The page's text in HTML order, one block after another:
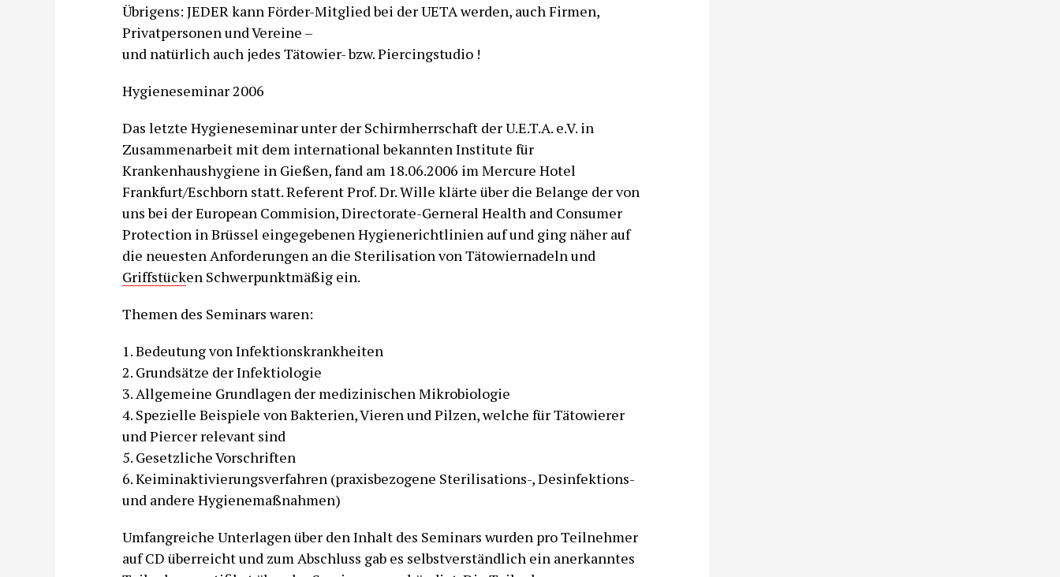
Übrigens: JEDER kann Förder-Mitglied bei der UETA werden, auch Firmen,
Privatpersonen und Vereine –
und natürlich auch jedes Tätowier- bzw. Piercingstudio !
Hygieneseminar 2006
Das letzte Hygieneseminar unter der Schirmherrschaft der U.E.T.A. e.V. in
Zusammenarbeit mit dem international bekannten Institute für
Krankenhaushygiene in Gießen, fand am 18.06.2006 im Mercure Hotel
Frankfurt/Eschborn statt. Referent Prof. Dr. Wille klärte über die Belange der von
uns bei der European Commision, Directorate-Gerneral Health and Consumer
Protection in Brüssel eingegebenen Hygienerichtlinien auf und ging näher auf
die neuesten Anforderungen an die Sterilisation von Tätowiernadeln und
Griffstücken Schwerpunktmäßig ein.
Themen des Seminars waren:
1. Bedeutung von Infektionskrankheiten
2. Grundsätze der Infektiologie
3. Allgemeine Grundlagen der medizinischen Mikrobiologie
4. Spezielle Beispiele von Bakterien, Vieren und Pilzen, welche für Tätowierer
und Piercer relevant sind
5. Gesetzliche Vorschriften
6. Keiminaktivierungsverfahren (praxisbezogene Sterilisations-, Desinfektions-
und andere Hygienemaßnahmen)
Umfangreiche Unterlagen über den Inhalt des Seminars wurden pro Teilnehmer
auf CD überreicht und zum Abschluss gab es selbstverständlich ein anerkanntes